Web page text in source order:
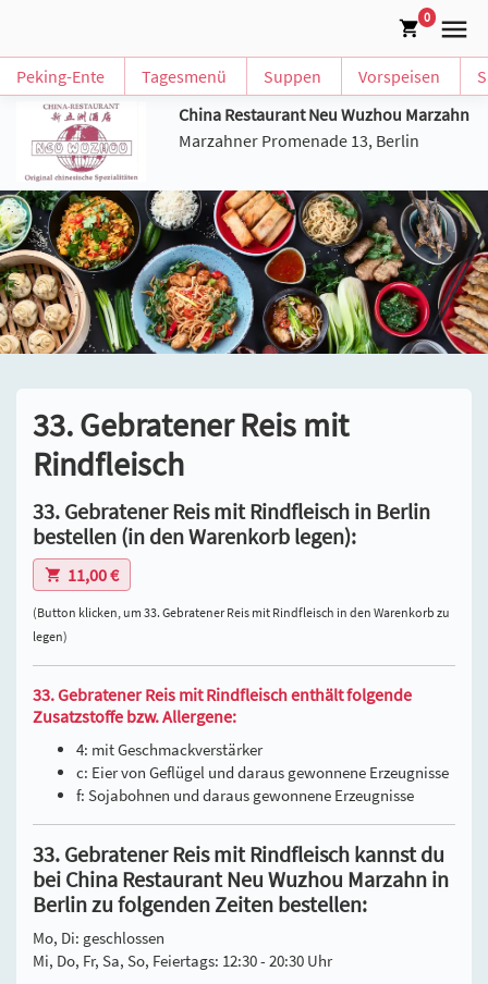
0
Peking-Ente Tagesmenü Suppen Vorspeisen
China Restaurant Neu Wuzhou Marzahn
Marzahner Promenade 13, Berlin
33. Gebratener Reis mit
Rindfleisch
33. Gebratener Reis mit Rindfleisch in Berlin
bestellen (in den Warenkorb legen):
11,00 €
(Button klicken, um 33. Gebratener Reis mit Rindfleisch in den Warenkorb zu
legen)
33. Gebratener Reis mit Rindfleisch enthält folgende
Zusatzstoffe bzw. Allergene:
4: mit Geschmackverstärker
c: Eier von Geflügel und daraus gewonnene Erzeugnisse
f: Sojabohnen und daraus gewonnene Erzeugnisse
33. Gebratener Reis mit Rindfleisch kannst du
bei China Restaurant Neu Wuzhou Marzahn in
Berlin zu folgenden Zeiten bestellen:
Mo, Di: geschlossen
Mi, Do, Fr, Sa, So, Feiertags: 12:30 - 20:30 Uhr